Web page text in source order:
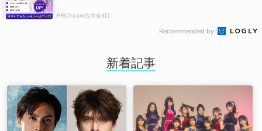
PR(Dreaw合同会社)
Recommended by
新着記事